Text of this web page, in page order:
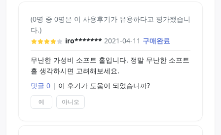
(0명 중 0명은 이 사용후기가 유용하다고 평가했습니
다.)
iro******* 2021-04-11 구매완료
무난한 가성비 소프트 홀입니다. 정말 무난한 소프트
홀 생각하시면 고려해보세요.
댓글 0 | 이 후기가 도움이 되었습니까?
예 아니오